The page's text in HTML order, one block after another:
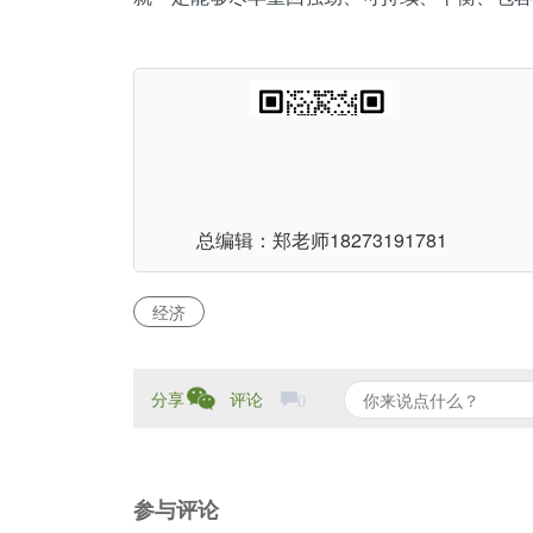
总编辑：郑老师18273191781
经济
分享 评论 0
参与评论